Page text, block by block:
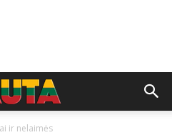
ir nelaimės